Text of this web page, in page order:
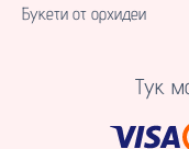
Букети от орхидеи
Тук